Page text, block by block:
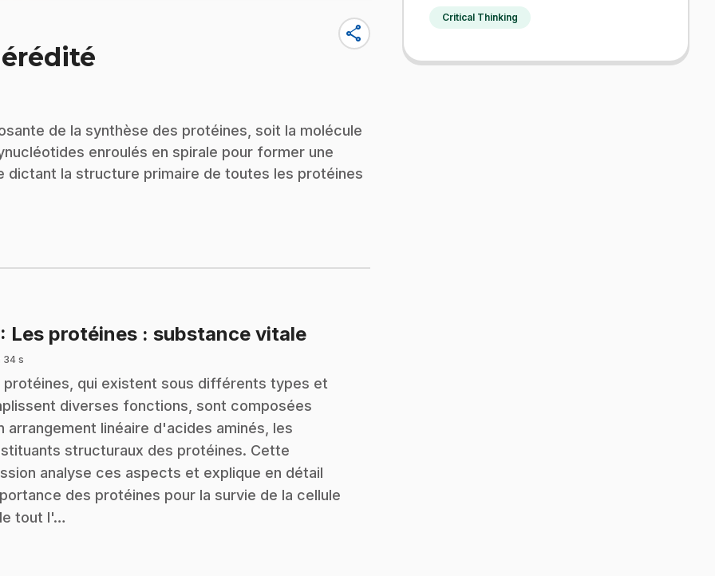
share
de la synthèse des protéines, soit la molécule
enroulés en spirale pour former une
la structure primaire de toutes les protéines
: Les protéines : substance vitale.
34 s
protéines, qui existent sous différents types et
diverses fonctions, sont composées
arrangement linéaire d'acides aminés, les
structuraux des protéines. Cette
analyse ces aspects et explique en détail
des protéines pour la survie de la cellule
tout l'…
Critical Thinking